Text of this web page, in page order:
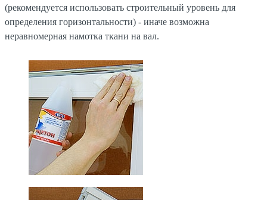
(рекомендуется использовать строительный уровень для
определения горизонтальности) - иначе возможна
неравномерная намотка ткани на вал.